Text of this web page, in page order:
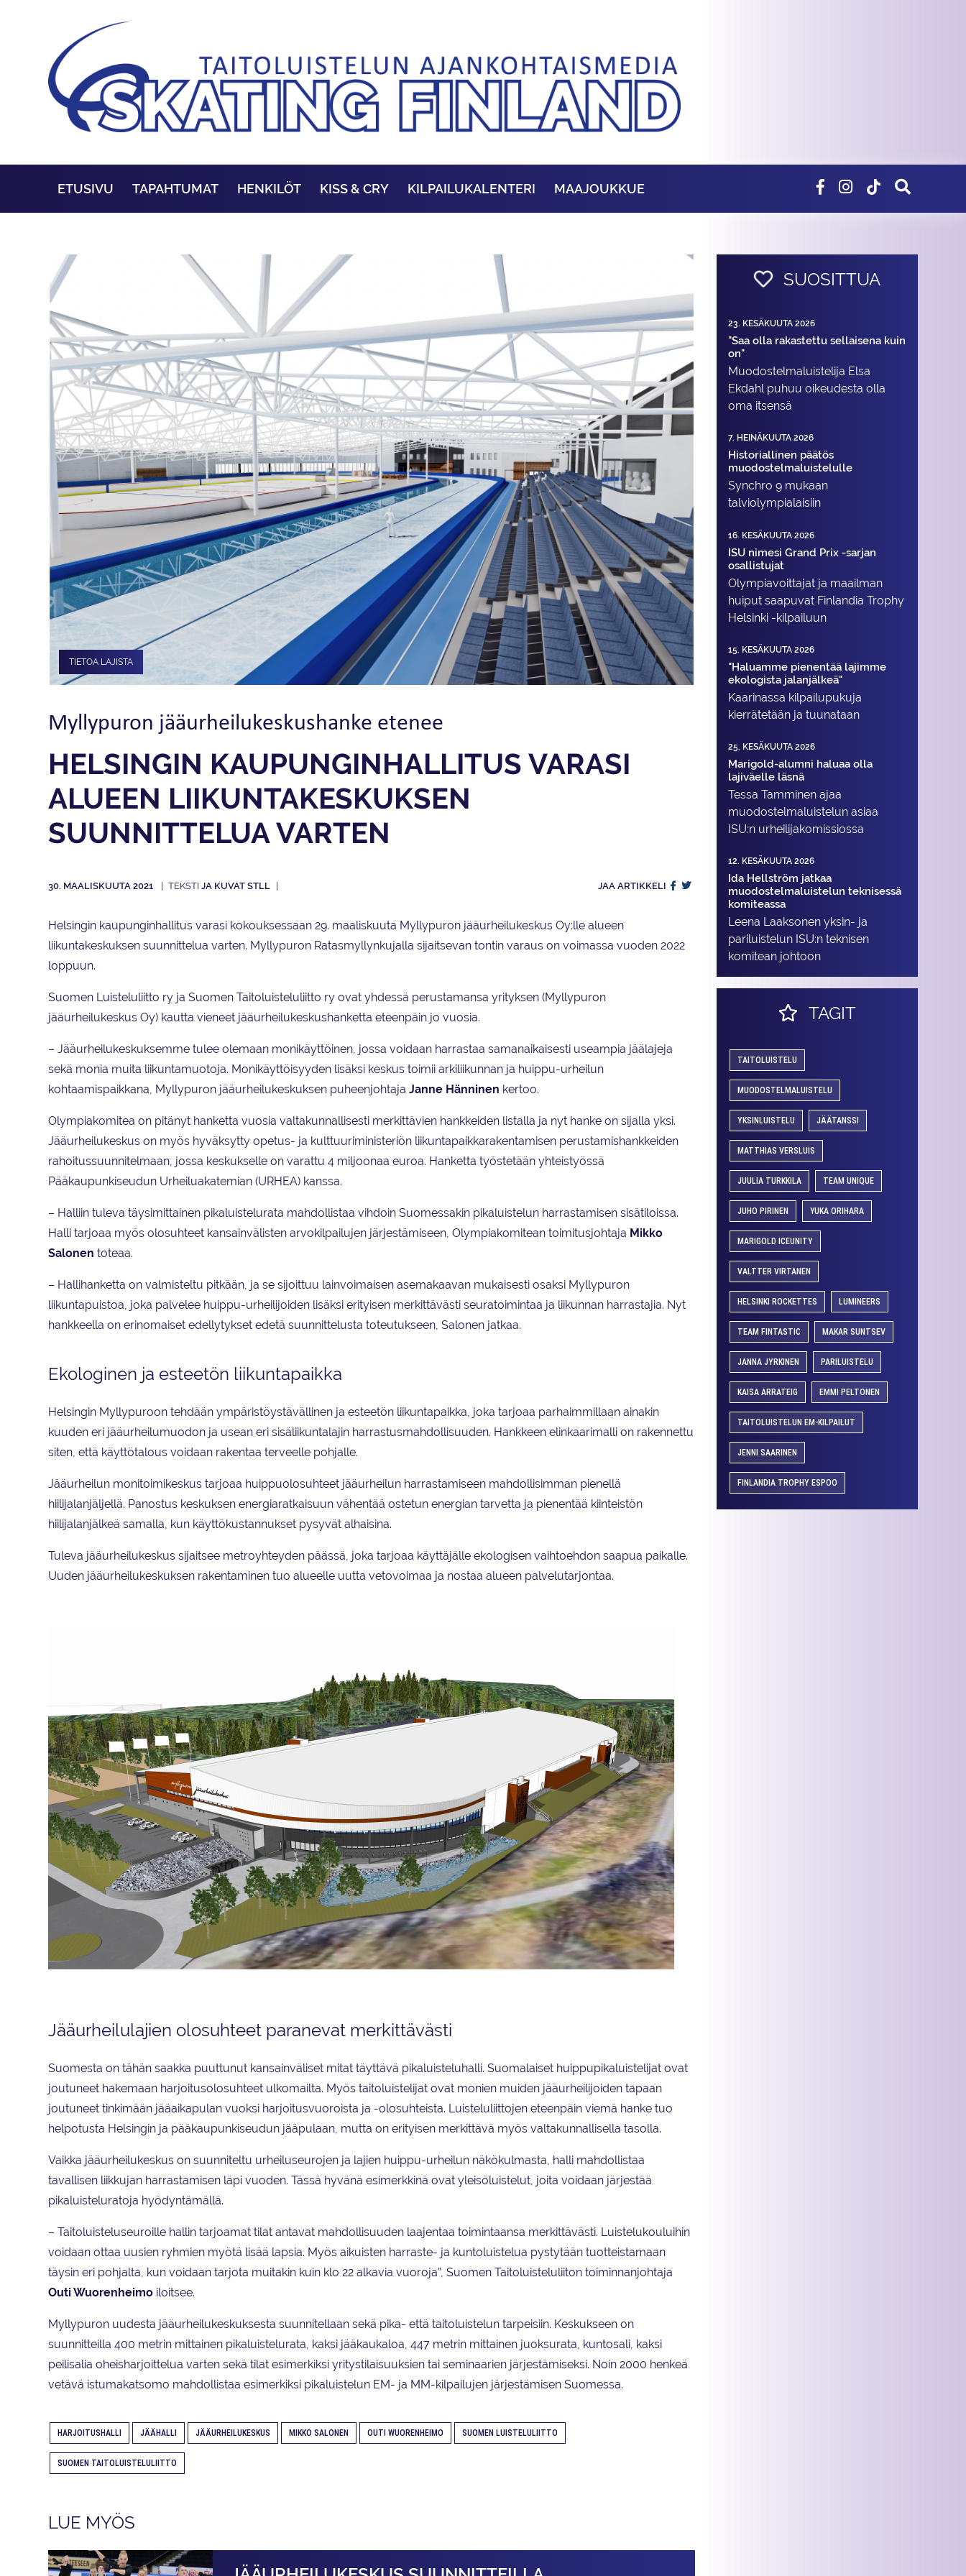
ETUSIVU TAPAHTUMAT HENKILÖT KISS & CRY KILPAILUKALENTERI MAAJOUKKUE
TIETOA LAJISTA
Myllypuron jääurheilukeskushanke etenee
HELSINGIN KAUPUNGIN­HALLITUS VARASI
ALUEEN LIIKUNTA­KESKUKSEN
SUUNNITTELUA VARTEN
30. MAALISKUUTA 2021 JA KUVAT STLL JAA ARTIKKELI
Helsingin kaupunginhallitus varasi kokouksessaan 29. maaliskuuta Myllypuron jääurheilukeskus Oy:lle alueen
liikuntakeskuksen suunnittelua varten. Myllypuron Ratasmyllynkujalla sijaitsevan tontin varaus on voimassa vuoden 2022
loppuun.
Suomen Luisteluliitto ry ja Suomen Taitoluisteluliitto ry ovat yhdessä perustamansa yrityksen (Myllypuron
jääurheilukeskus Oy) kautta vieneet jääurheilukeskushanketta eteenpäin jo vuosia.
– Jääurheilukeskuksemme tulee olemaan monikäyttöinen, jossa voidaan harrastaa samanaikaisesti useampia jäälajeja
sekä monia muita liikuntamuotoja. Monikäyttöisyyden lisäksi keskus toimii arkiliikunnan ja huippu-urheilun
kohtaamispaikkana, Myllypuron jääurheilukeskuksen puheenjohtaja Janne Hänninen kertoo.
Olympiakomitea on pitänyt hanketta vuosia valtakunnallisesti merkittävien hankkeiden listalla ja nyt hanke on sijalla yksi.
Jääurheilukeskus on myös hyväksytty opetus- ja kulttuuriministeriön liikuntapaikkarakentamisen perustamishankkeiden
rahoitussuunnitelmaan, jossa keskukselle on varattu 4 miljoonaa euroa. Hanketta työstetään yhteistyössä
Pääkaupunkiseudun Urheiluakatemian (URHEA) kanssa.
– Halliin tuleva täysimittainen pikaluistelurata mahdollistaa vihdoin Suomessakin pikaluistelun harrastamisen sisätiloissa.
Halli tarjoaa myös olosuhteet kansainvälisten arvokilpailujen järjestämiseen, Olympiakomitean toimitusjohtaja Mikko
Salonen toteaa.
– Hallihanketta on valmisteltu pitkään, ja se sijoittuu lainvoimaisen asemakaavan mukaisesti osaksi Myllypuron
liikuntapuistoa, joka palvelee huippu-urheilijoiden lisäksi erityisen merkittävästi seuratoimintaa ja liikunnan harrastajia. Nyt
hankkeella on erinomaiset edellytykset edetä suunnittelusta toteutukseen, Salonen jatkaa.
Ekologinen ja esteetön liikuntapaikka
Helsingin Myllypuroon tehdään ympäristöystävällinen ja esteetön liikuntapaikka, joka tarjoaa parhaimmillaan ainakin
kuuden eri jääurheilumuodon ja usean eri sisäliikuntalajin harrastusmahdollisuuden. Hankkeen elinkaarimalli on rakennettu
siten, että käyttötalous voidaan rakentaa terveelle pohjalle.
Jääurheilun monitoimikeskus tarjoaa huippuolosuhteet jääurheilun harrastamiseen mahdollisimman pienellä
hiilijalanjäljellä. Panostus keskuksen energiaratkaisuun vähentää ostetun energian tarvetta ja pienentää kiinteistön
hiilijalanjälkeä samalla, kun käyttökustannukset pysyvät alhaisina.
Tuleva jääurheilukeskus sijaitsee metroyhteyden päässä, joka tarjoaa käyttäjälle ekologisen vaihtoehdon saapua paikalle.
Uuden jääurheilukeskuksen rakentaminen tuo alueelle uutta vetovoimaa ja nostaa alueen palvelutarjontaa.
Jääurheilulajien olosuhteet paranevat merkittävästi
Suomesta on tähän saakka puuttunut kansainväliset mitat täyttävä pikaluisteluhalli. Suomalaiset huippupikaluistelijat ovat
joutuneet hakemaan harjoitusolosuhteet ulkomailta. Myös taitoluistelijat ovat monien muiden jääurheilijoiden tapaan
joutuneet tinkimään jääaikapulan vuoksi harjoitusvuoroista ja -olosuhteista. Luisteluliittojen eteenpäin viemä hanke tuo
helpotusta Helsingin ja pääkaupunkiseudun jääpulaan, mutta on erityisen merkittävä myös valtakunnallisella tasolla.
Vaikka jääurheilukeskus on suunniteltu urheiluseurojen ja lajien huippu-urheilun näkökulmasta, halli mahdollistaa
tavallisen liikkujan harrastamisen läpi vuoden. Tässä hyvänä esimerkkinä ovat yleisöluistelut, joita voidaan järjestää
pikaluisteluratoja hyödyntämällä.
– Taitoluisteluseuroille hallin tarjoamat tilat antavat mahdollisuuden laajentaa toimintaansa merkittävästi. Luistelukouluihin
voidaan ottaa uusien ryhmien myötä lisää lapsia. Myös aikuisten harraste- ja kuntoluistelua pystytään tuotteistamaan
täysin eri pohjalta, kun voidaan tarjota muitakin kuin klo 22 alkavia vuoroja”, Suomen Taitoluisteluliiton toiminnanjohtaja
Outi Wuorenheimo iloitsee.
Myllypuron uudesta jääurheilukeskuksesta suunnitellaan sekä pika- että taitoluistelun tarpeisiin. Keskukseen on
suunnitteilla 400 metrin mittainen pikaluistelurata, kaksi jääkaukaloa, 447 metrin mittainen juoksurata, kuntosali, kaksi
peilisalia oheisharjoittelua varten sekä tilat esimerkiksi yritystilaisuuksien tai seminaarien järjestämiseksi. Noin 2000 henkeä
vetävä istumakatsomo mahdollistaa esimerkiksi pikaluistelun EM- ja MM-kilpailujen järjestämisen Suomessa.
HARJOITUSHALLI JÄÄHALLI JÄÄURHEILUKESKUS MIKKO SALONEN OUTI WUORENHEIMO SUOMEN LUISTELULIITTO
SUOMEN TAITOLUISTELULIITTO
LUE MYÖS
SUOSITTUA
23. KESÄKUUTA 2026
"Saa olla rakastettu sellaisena kuin
on"
Muodostelma­luistelija Elsa
Ekdahl puhuu oikeudesta olla
oma itsensä
7. HEINÄKUUTA 2026
Historiallinen päätös
muodostelmaluistelulle
Synchro 9 mukaan
talviolympialaisiin
16. KESÄKUUTA 2026
ISU nimesi Grand Prix -sarjan
osallistujat
Olympiavoittajat ja maailman
huiput saapuvat Finlandia Trophy
Helsinki -kilpailuun
15. KESÄKUUTA 2026
"Haluamme pienentää lajimme
ekologista jalanjälkeä"
Kaarinassa kilpailupukuja
kierrätetään ja tuunataan
25. KESÄKUUTA 2026
Marigold-alumni haluaa olla
lajiväelle läsnä
Tessa Tamminen ajaa
muodostelma­luistelun asiaa
ISU:n urheilija­komissiossa
12. KESÄKUUTA 2026
Ida Hellström jatkaa
muodostelmaluistelun teknisessä
komiteassa
Leena Laaksonen yksin- ja
pariluistelun ISU:n teknisen
komitean johtoon
TAGIT
TAITOLUISTELU
MUODOSTELMALUISTELU
YKSINLUISTELU JÄÄTANSSI
MATTHIAS VERSLUIS
JUULIA TURKKILA TEAM UNIQUE
JUHO PIRINEN YUKA ORIHARA
MARIGOLD ICEUNITY
VALTTER VIRTANEN
HELSINKI ROCKETTES LUMINEERS
TEAM FINTASTIC MAKAR SUNTSEV
JANNA JYRKINEN PARILUISTELU
KAISA ARRATEIG EMMI PELTONEN
TAITOLUISTELUN EM-KILPAILUT
JENNI SAARINEN
FINLANDIA TROPHY ESPOO